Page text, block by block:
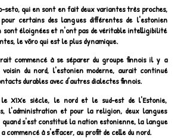
seto, qui en sont en fait deux variantes très proches,
certains des langues différentes de l'estonien
sont éloignées et n'ont pas de véritable intelligibilité
le võro qui est le plus dynamique.
commencé à se séparer du groupe finnois il y a
voisin du nord, l'estonien moderne, aurait continué
durables avec d'autres dialectes finnois.
XIXe siècle, le nord et le sud-est de l'Estonie,
l'administration et pour la religion, deux langues
s'est constitué la nation estonienne, la langue
à s'effacer, au profit de celle du nord.